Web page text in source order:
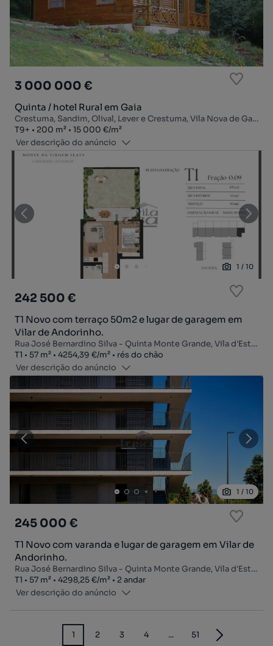
3 000 000 €
Quinta / hotel Rural em Gaia
Crestuma, Sandim, Olival, Lever e Crestuma, Vila Nova de Gaia, Porto
Tipologia
T9+
Zona 200 m²
Preço por metro quadrado
15 000 €/m²
Ver descrição do anúncio
1 / 10
242 500 €
T1 Novo com terraço 50m2 e lugar de garagem em
Vilar de Andorinho.
Rua José Bernardino Silva - Quinta Monte Grande, Vila d'Este - Monte da Virgem, Vilar de Andorinho, Vila Nova de Gaia, Porto
Tipologia
T1
Zona57 m²
Preço por metro quadrado
4254,39 €/m²
Andar
rés do chão
Ver descrição do anúncio
1 / 10
245 000 €
T1 Novo com varanda e lugar de garagem em Vilar de
Andorinho.
Rua José Bernardino Silva - Quinta Monte Grande, Vila d'Este - Monte da Virgem, Vilar de Andorinho, Vila Nova de Gaia, Porto
Tipologia
T1
Zona57 m²
Preço por metro quadrado
4298,25 €/m²
Andar
2 andar
Ver descrição do anúncio
1 2 3 4 ... 51